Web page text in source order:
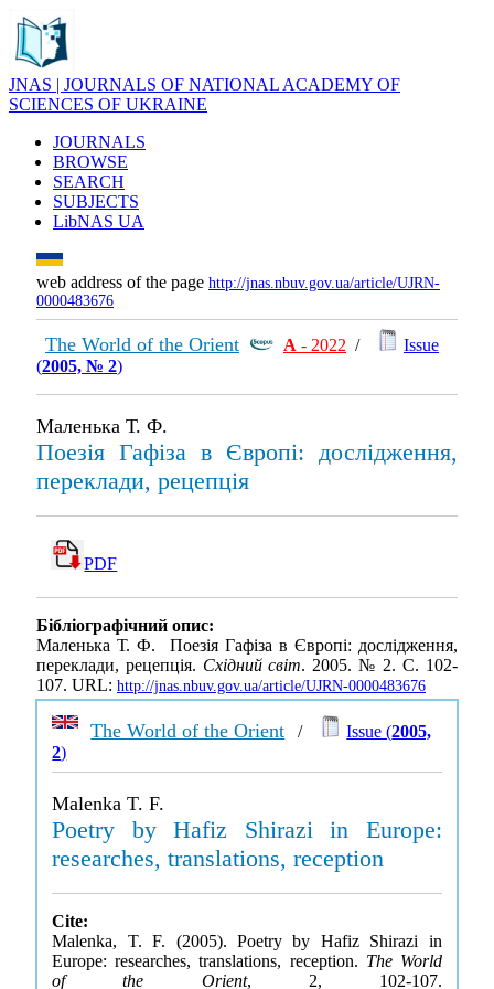
JNAS | JOURNALS OF NATIONAL ACADEMY OF
SCIENCES OF UKRAINE
JOURNALS
BROWSE
SEARCH
SUBJECTS
LibNAS UA
web address of the page http://jnas.nbuv.gov.ua/article/UJRN-
0000483676
The World of the Orient А - 2022 /
Issue
(2005, № 2)
Маленька Т. Ф.
Поезія Гафіза в Європі: дослідження,
переклади, рецепція
PDF
Бібліографічний опис:
Маленька Т. Ф. Поезія Гафіза в Європі: дослідження,
переклади, рецепція. Східний світ. 2005. № 2. С. 102-
107. URL: http://jnas.nbuv.gov.ua/article/UJRN-0000483676
The World of the Orient / Issue (2005,
2)
Malenka T. F.
Poetry by Hafiz Shirazi in Europe:
researches, translations, reception
Cite:
Malenka, T. F. (2005). Poetry by Hafiz Shirazi in
Europe: researches, translations, reception. The World
of the Orient, 2, 102-107.